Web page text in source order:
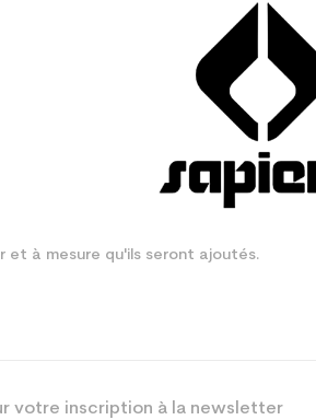
et à mesure qu'ils seront ajoutés.
votre inscription à la newsletter